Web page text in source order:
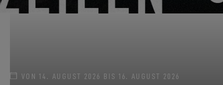
VON 14. AUGUST 2026 BIS 16. AUGUST 2026